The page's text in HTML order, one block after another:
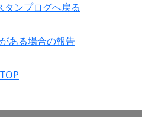
タンプログへ戻る
ある場合の報告
TOP